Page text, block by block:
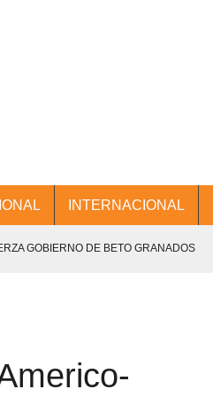
INTERNACIONAL
GOBIERNO DE BETO GRANADOS
MESA DE TRABAJO CON PRESIDENTES